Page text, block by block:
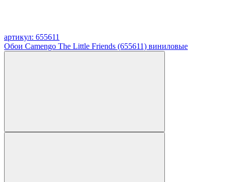
артикул: 655611
Обои Camengo The Little Friends (655611) виниловые